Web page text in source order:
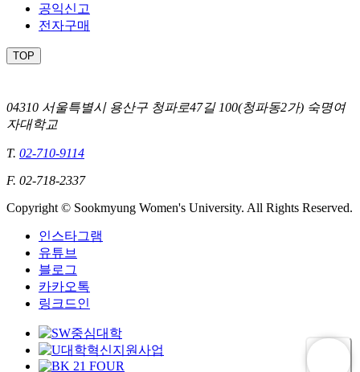
공익신고
전자구매
TOP
04310 서울특별시 용산구 청파로47길 100(청파동2가) 숙명여
자대학교
T. 02-710-9114
F. 02-718-2337
Copyright © Sookmyung Women's University. All Rights Reserved.
인스타그램
유튜브
블로그
카카오톡
링크드인